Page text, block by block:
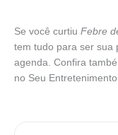
Se você curtiu Febre
tem tudo para ser sua
agenda. Confira
no Seu